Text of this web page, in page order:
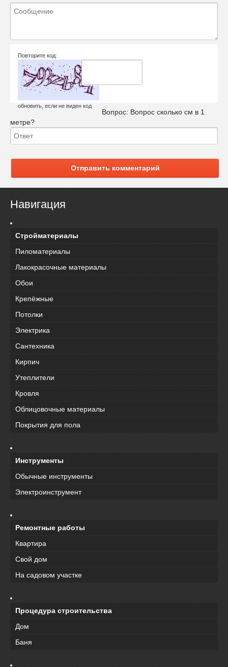
Повторите код:
обновить, если не виден код
Вопрос: Вопрос сколько см в 1
метре?
Отправить комментарий
Навигация
Стройматериалы
Пиломатериалы
Лакокрасочные материалы
Обои
Крепёжные
Потолки
Электрика
Сантехника
Кирпич
Утеплители
Кровля
Облицовочные материалы
Покрытия для пола
Инструменты
Обычные инструменты
Электроинструмент
Ремонтные работы
Квартира
Свой дом
На садовом участке
Процедура строительства
Дом
Баня